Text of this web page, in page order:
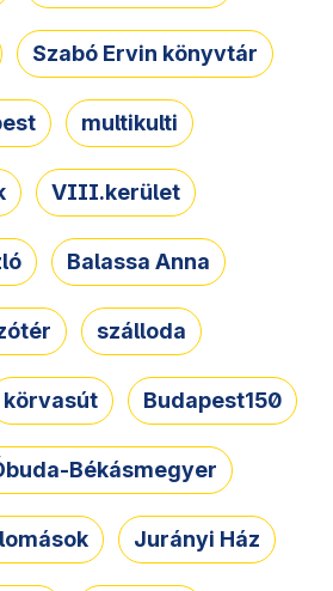
Szabó Ervin könyvtár
multikulti
VIII.kerület
Balassa Anna
szálloda
körvasút Budapest150
Békásmegyer
Jurányi Ház